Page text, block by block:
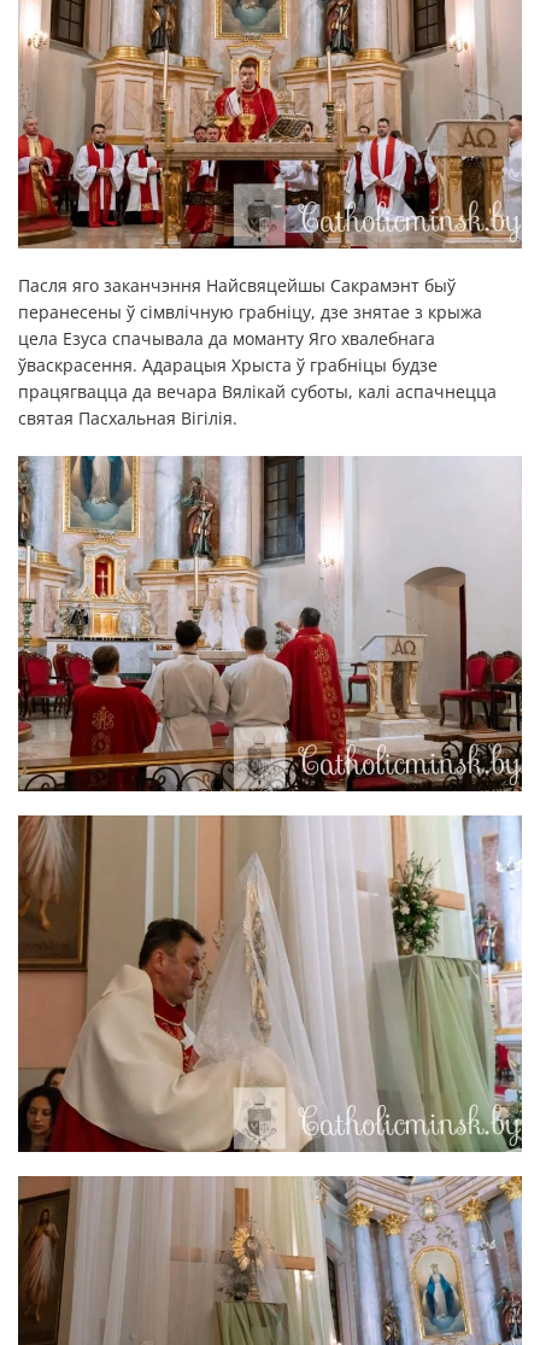
Пасля яго заканчэння Найсвяцейшы Сакрамэнт быў
перанесены ў сімвлічную грабніцу, дзе знятае з крыжа
цела Езуса спачывала да моманту Яго хвалебнага
ўваскрасення. Адарацыя Хрыста ў грабніцы будзе
працягвацца да вечара Вялікай суботы, калі аспачнецца
святая Пасхальная Вігілія.